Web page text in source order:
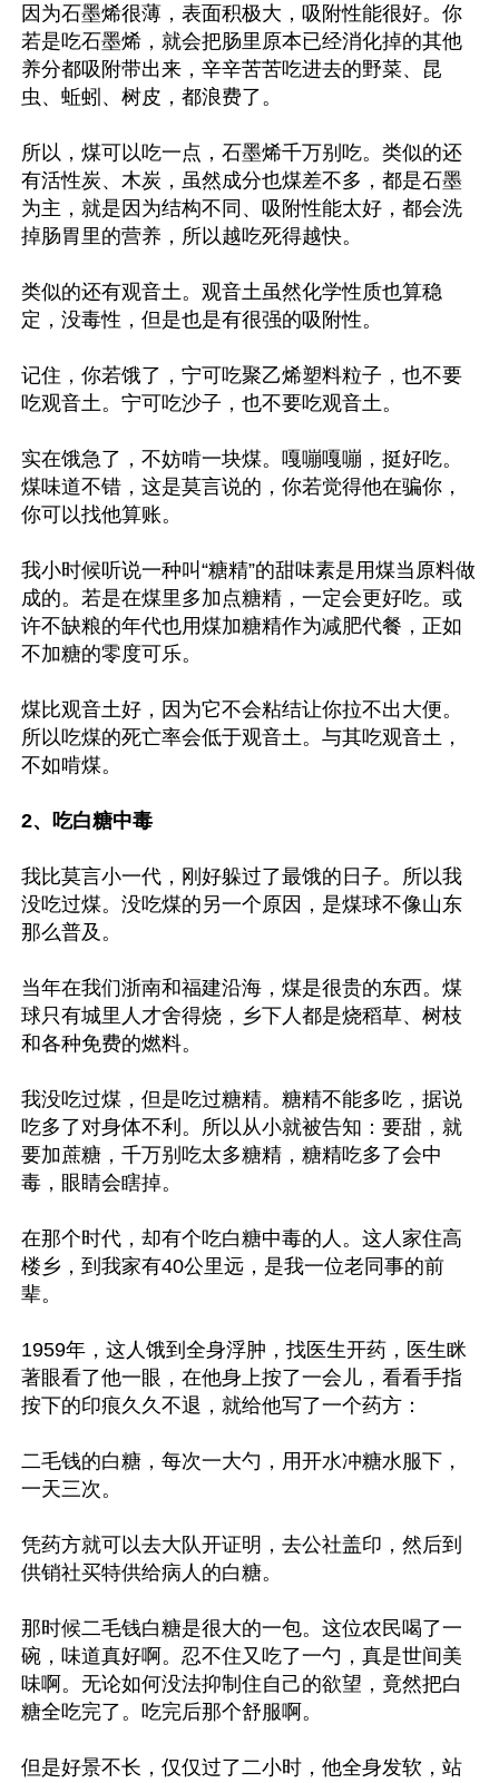
因为石墨烯很薄，表面积极大，吸附性能很好。你
若是吃石墨烯，就会把肠里原本已经消化掉的其他
养分都吸附带出来，辛辛苦苦吃进去的野菜、昆
虫、蚯蚓、树皮，都浪费了。
所以，煤可以吃一点，石墨烯千万别吃。类似的还
有活性炭、木炭，虽然成分也煤差不多，都是石墨
为主，就是因为结构不同、吸附性能太好，都会洗
掉肠胃里的营养，所以越吃死得越快。
类似的还有观音土。观音土虽然化学性质也算稳
定，没毒性，但是也是有很强的吸附性。
记住，你若饿了，宁可吃聚乙烯塑料粒子，也不要
吃观音土。宁可吃沙子，也不要吃观音土。
实在饿急了，不妨啃一块煤。嘎嘣嘎嘣，挺好吃。
煤味道不错，这是莫言说的，你若觉得他在骗你，
你可以找他算账。
我小时候听说一种叫“糖精”的甜味素是用煤当原料做
成的。若是在煤里多加点糖精，一定会更好吃。或
许不缺粮的年代也用煤加糖精作为减肥代餐，正如
不加糖的零度可乐。
煤比观音土好，因为它不会粘结让你拉不出大便。
所以吃煤的死亡率会低于观音土。与其吃观音土，
不如啃煤。
2、吃白糖中毒
我比莫言小一代，刚好躲过了最饿的日子。所以我
没吃过煤。没吃煤的另一个原因，是煤球不像山东
那么普及。
当年在我们浙南和福建沿海，煤是很贵的东西。煤
球只有城里人才舍得烧，乡下人都是烧稻草、树枝
和各种免费的燃料。
我没吃过煤，但是吃过糖精。糖精不能多吃，据说
吃多了对身体不利。所以从小就被告知：要甜，就
要加蔗糖，千万别吃太多糖精，糖精吃多了会中
毒，眼睛会瞎掉。
在那个时代，却有个吃白糖中毒的人。这人家住高
楼乡，到我家有40公里远，是我一位老同事的前
辈。
1959年，这人饿到全身浮肿，找医生开药，医生眯
著眼看了他一眼，在他身上按了一会儿，看看手指
按下的印痕久久不退，就给他写了一个药方：
二毛钱的白糖，每次一大勺，用开水冲糖水服下，
一天三次。
凭药方就可以去大队开证明，去公社盖印，然后到
供销社买特供给病人的白糖。
那时候二毛钱白糖是很大的一包。这位农民喝了一
碗，味道真好啊。忍不住又吃了一勺，真是世间美
味啊。无论如何没法抑制住自己的欲望，竟然把白
糖全吃完了。吃完后那个舒服啊。
但是好景不长，仅仅过了二小时，他全身发软，站